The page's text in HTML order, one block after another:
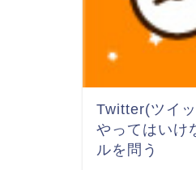
Twitter(ツイ
やってはいけ
ルを問う